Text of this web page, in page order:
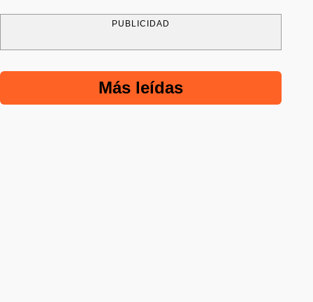
PUBLICIDAD
Más leídas